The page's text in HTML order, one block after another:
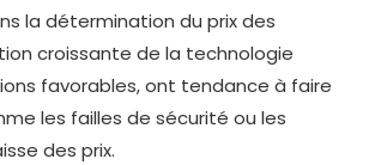
la détermination du prix des
croissante de la technologie
favorables, ont tendance à faire
les failles de sécurité ou les
des prix.